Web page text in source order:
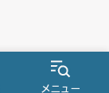
メニュー